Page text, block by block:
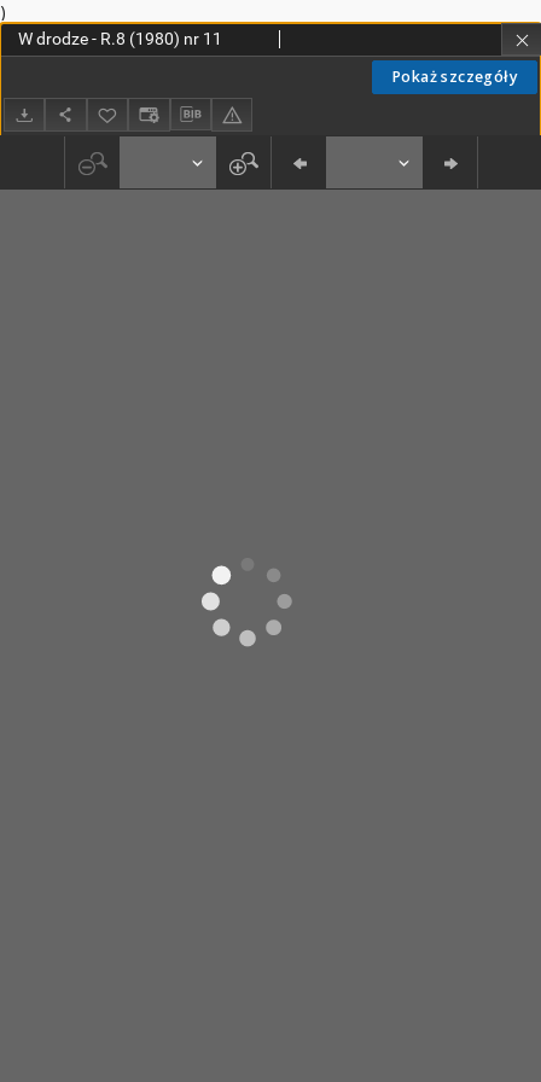
)
Pokaż szczegóły
W drodze - R.8 (1980) nr 11